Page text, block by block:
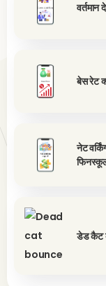
वर्तमान
बेस रेट
नेट
डेड कैट